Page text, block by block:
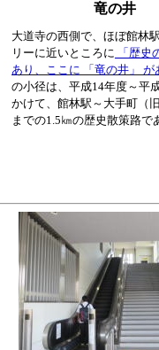
竜の井
大道寺の西側で、ほぼ館林
リーに近いところに 「歴史
あり、ここに 「竜の井」 が
の小径は、平成14年度～平
かけて、館林駅～大手町（
までの1.5㎞の歴史散策路で